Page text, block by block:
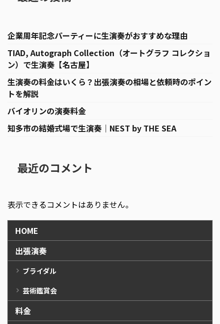
企業周年記念パーティーに生演奏がおすすめな理由
TIAD, Autograph Collection（オートグラフ コレクショ
ン）で生演奏【名古屋】
生演奏の料金はいくら？出張演奏の相場と依頼時のポイン
トを解説
バイオリンの演奏料金
知多市の結婚式場で生演奏｜NEST by THE SEA
最近のコメント
表示できるコメントはありません。
HOME
出張演奏
ブライダル
芸術鑑賞会
料金